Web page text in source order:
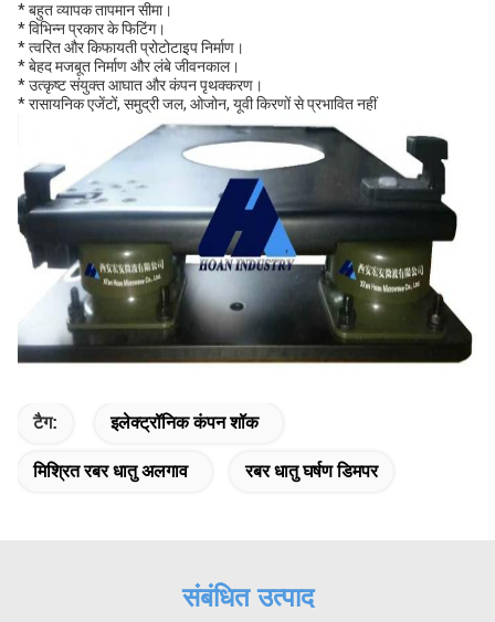
* बहुत व्यापक तापमान सीमा।
* विभिन्न प्रकार के फिटिंग।
* त्वरित और किफायती प्रोटोटाइप निर्माण।
* बेहद मजबूत निर्माण और लंबे जीवनकाल।
* उत्कृष्ट संयुक्त आघात और कंपन पृथक्करण।
* रासायनिक एजेंटों, समुद्री जल, ओजोन, यूवी किरणों से प्रभावित नहीं
टैग: इलेक्ट्रॉनिक कंपन शॉक
मिश्रित रबर धातु अलगाव रबर धातु घर्षण डिमपर
संबंधित उत्पाद